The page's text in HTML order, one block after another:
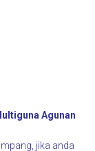
Agunan
jika anda